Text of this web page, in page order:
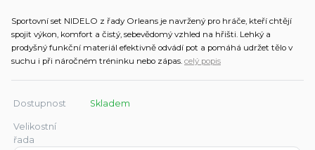
Sportovní set NIDELO z řady Orleans je navržený pro hráče, kteří chtějí
spojit výkon, komfort a čistý, sebevědomý vzhled na hřišti. Lehký a
prodyšný funkční materiál efektivně odvádí pot a pomáhá udržet tělo v
suchu i při náročném tréninku nebo zápas. celý popis
Dostupnost Skladem
Velikostní
řada